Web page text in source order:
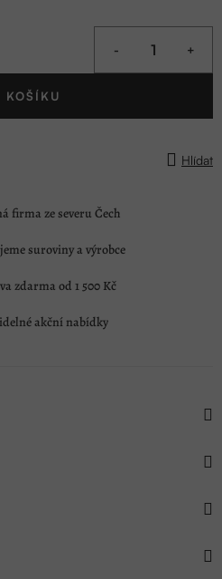
KOŠÍKU
Hlídat
firma ze severu Čech
suroviny a výrobce
zdarma od 1 500 Kč
akční nabídky